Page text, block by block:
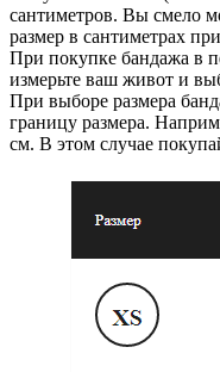
сантиметров. Вы смело
размер в сантиметрах
При покупке бандажа в
измерьте ваш живот и
При выборе размера
границу размера.
см. В этом случае